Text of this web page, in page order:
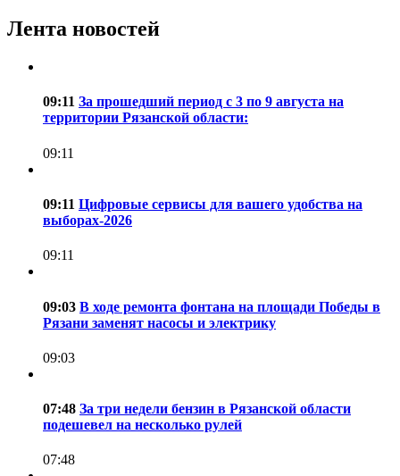
Лента новостей
09:11 За прошедший период с 3 по 9 августа на
территории Рязанской области:
09:11
09:11 Цифровые сервисы для вашего удобства на
выборах-2026
09:11
09:03 В ходе ремонта фонтана на площади Победы в
Рязани заменят насосы и электрику
09:03
07:48 За три недели бензин в Рязанской области
подешевел на несколько рулей
07:48